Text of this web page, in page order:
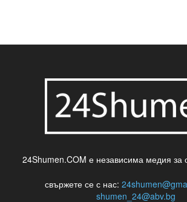
24Shumen.COM е независима медия за
свържете се с нас:
shumen_24@abv.bg